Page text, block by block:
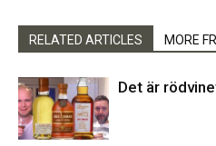
RELATED ARTICLES MORE
Det är